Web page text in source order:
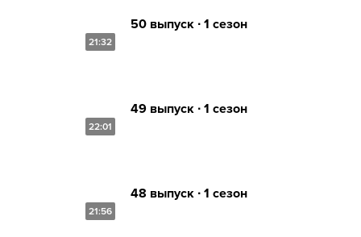
21:32
50 выпуск ∙ 1 сезон
22:01
49 выпуск ∙ 1 сезон
21:56
48 выпуск ∙ 1 сезон